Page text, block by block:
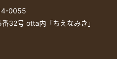
0055
32号 otta内「ちえなみき」